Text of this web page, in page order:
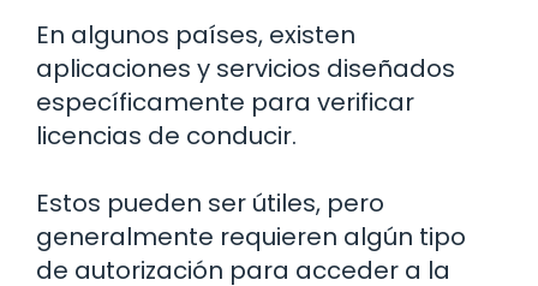
En algunos países, existen
aplicaciones y servicios diseñados
específicamente para verificar
licencias de conducir.
Estos pueden ser útiles, pero
generalmente requieren algún tipo
de autorización para acceder a la